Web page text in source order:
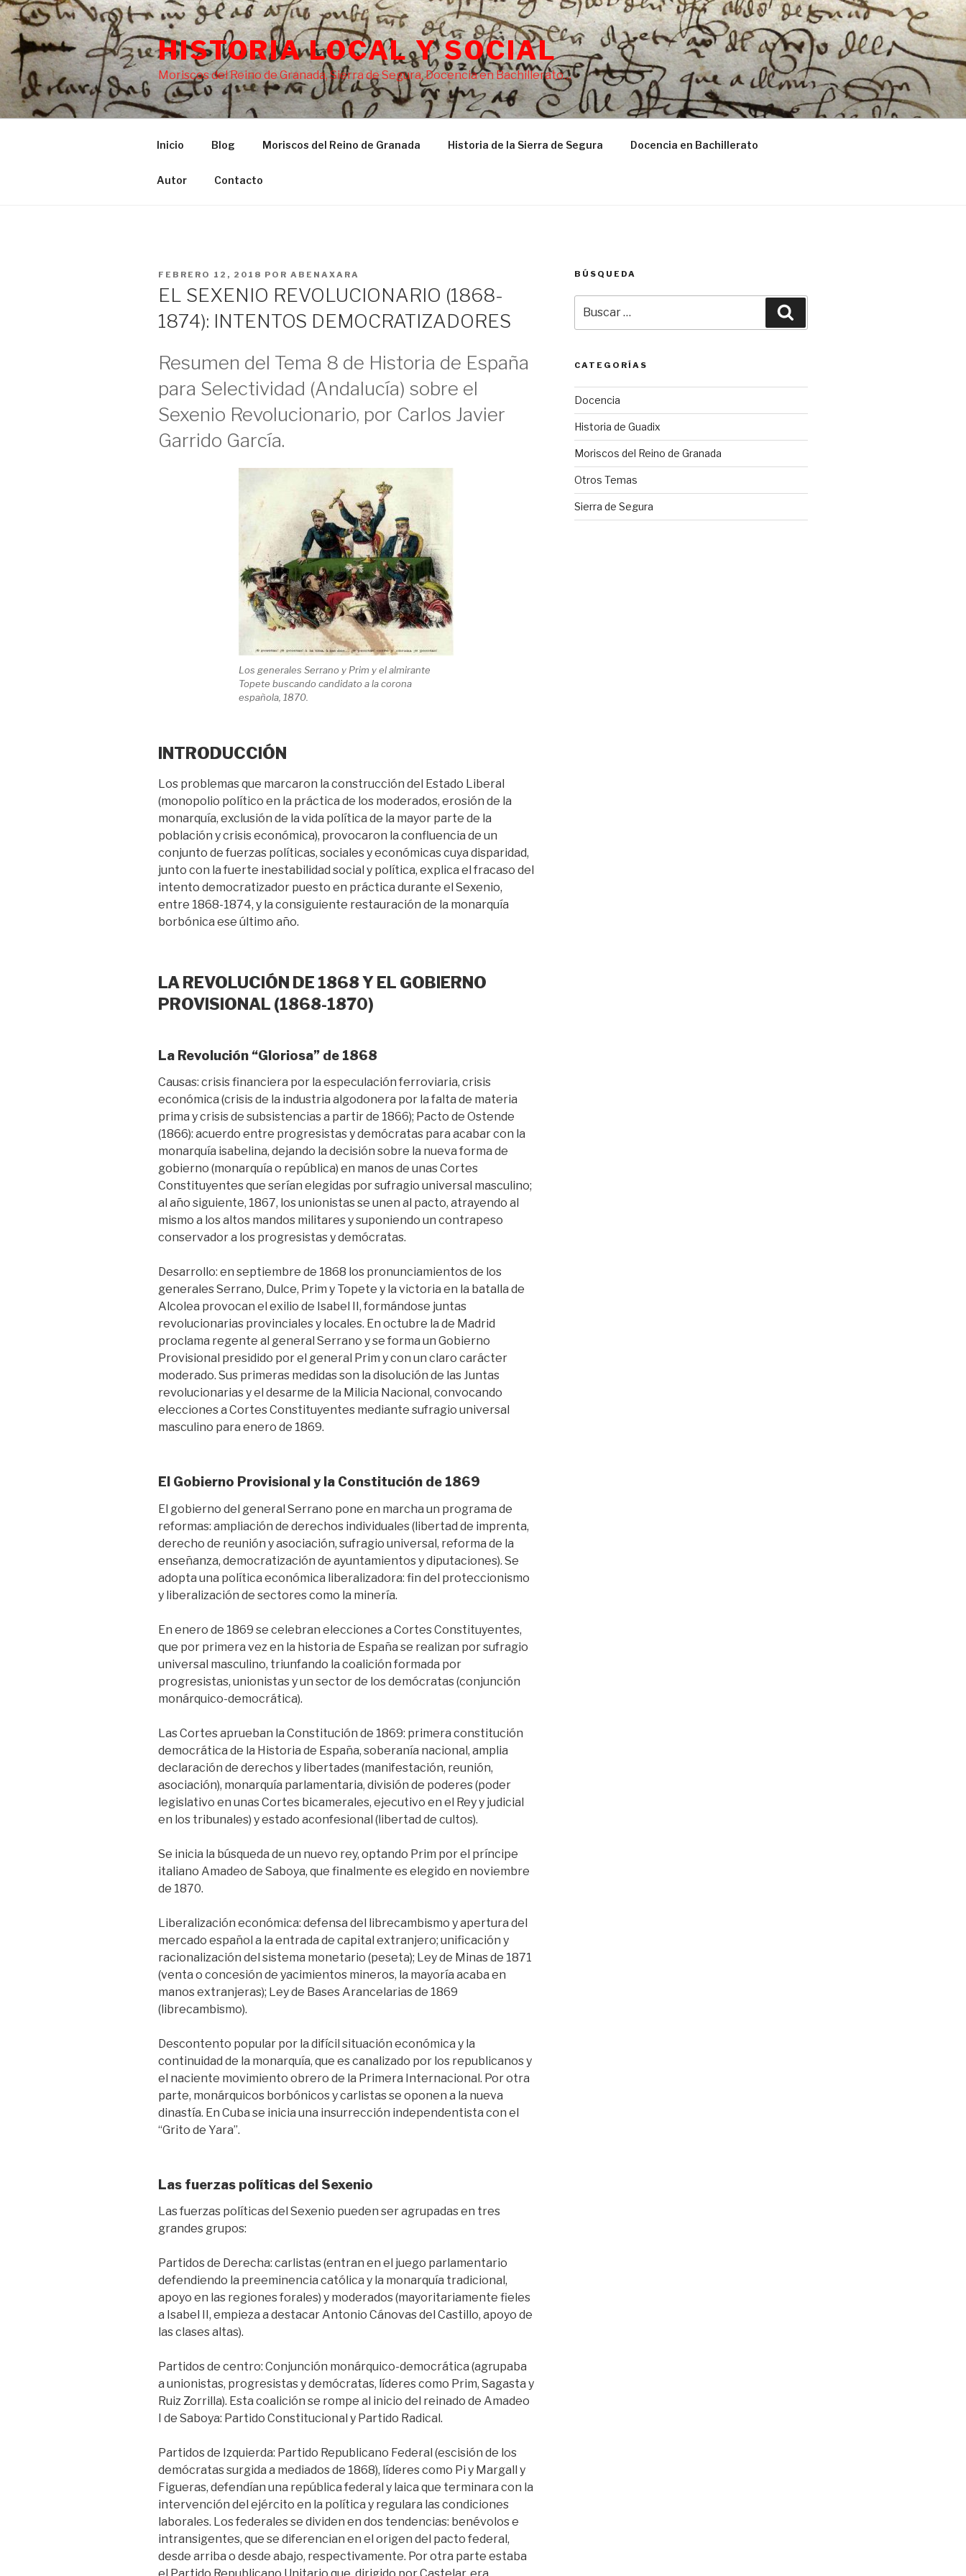
Saltar
al
contenido
HISTORIA LOCAL Y SOCIAL
Moriscos del Reino de Granada, Sierra de Segura, Docencia en Bachillerato…
Inicio Blog Moriscos del Reino de Granada Historia de la Sierra de Segura Docencia en Bachillerato
Autor Contacto
PUBLICADO
FEBRERO 12, 2018 POR ABENAXARA
EL SEXENIO REVOLUCIONARIO (1868-
1874): INTENTOS DEMOCRATIZADORES
Resumen del Tema 8 de Historia de España
para Selectividad (Andalucía) sobre el
Sexenio Revolucionario, por Carlos Javier
Garrido García.
Los generales Serrano y Prim y el almirante
Topete buscando candidato a la corona
española, 1870.
INTRODUCCIÓN
Los problemas que marcaron la construcción del Estado Liberal
(monopolio político en la práctica de los moderados, erosión de la
monarquía, exclusión de la vida política de la mayor parte de la
población y crisis económica), provocaron la confluencia de un
conjunto de fuerzas políticas, sociales y económicas cuya disparidad,
junto con la fuerte inestabilidad social y política, explica el fracaso del
intento democratizador puesto en práctica durante el Sexenio,
entre 1868-1874, y la consiguiente restauración de la monarquía
borbónica ese último año.
LA REVOLUCIÓN DE 1868 Y EL GOBIERNO
PROVISIONAL (1868-1870)
La Revolución “Gloriosa” de 1868
Causas: crisis financiera por la especulación ferroviaria, crisis
económica (crisis de la industria algodonera por la falta de materia
prima y crisis de subsistencias a partir de 1866); Pacto de Ostende
(1866): acuerdo entre progresistas y demócratas para acabar con la
monarquía isabelina, dejando la decisión sobre la nueva forma de
gobierno (monarquía o república) en manos de unas Cortes
Constituyentes que serían elegidas por sufragio universal masculino;
al año siguiente, 1867, los unionistas se unen al pacto, atrayendo al
mismo a los altos mandos militares y suponiendo un contrapeso
conservador a los progresistas y demócratas.
Desarrollo: en septiembre de 1868 los pronunciamientos de los
generales Serrano, Dulce, Prim y Topete y la victoria en la batalla de
Alcolea provocan el exilio de Isabel II, formándose juntas
revolucionarias provinciales y locales. En octubre la de Madrid
proclama regente al general Serrano y se forma un Gobierno
Provisional presidido por el general Prim y con un claro carácter
moderado. Sus primeras medidas son la disolución de las Juntas
revolucionarias y el desarme de la Milicia Nacional, convocando
elecciones a Cortes Constituyentes mediante sufragio universal
masculino para enero de 1869.
El Gobierno Provisional y la Constitución de 1869
El gobierno del general Serrano pone en marcha un programa de
reformas: ampliación de derechos individuales (libertad de imprenta,
derecho de reunión y asociación, sufragio universal, reforma de la
enseñanza, democratización de ayuntamientos y diputaciones). Se
adopta una política económica liberalizadora: fin del proteccionismo
y liberalización de sectores como la minería.
En enero de 1869 se celebran elecciones a Cortes Constituyentes,
que por primera vez en la historia de España se realizan por sufragio
universal masculino, triunfando la coalición formada por
progresistas, unionistas y un sector de los demócratas (conjunción
monárquico-democrática).
Las Cortes aprueban la Constitución de 1869: primera constitución
democrática de la Historia de España, soberanía nacional, amplia
declaración de derechos y libertades (manifestación, reunión,
asociación), monarquía parlamentaria, división de poderes (poder
legislativo en unas Cortes bicamerales, ejecutivo en el Rey y judicial
en los tribunales) y estado aconfesional (libertad de cultos).
Se inicia la búsqueda de un nuevo rey, optando Prim por el príncipe
italiano Amadeo de Saboya, que finalmente es elegido en noviembre
de 1870.
Liberalización económica: defensa del librecambismo y apertura del
mercado español a la entrada de capital extranjero; unificación y
racionalización del sistema monetario (peseta); Ley de Minas de 1871
(venta o concesión de yacimientos mineros, la mayoría acaba en
manos extranjeras); Ley de Bases Arancelarias de 1869
(librecambismo).
Descontento popular por la difícil situación económica y la
continuidad de la monarquía, que es canalizado por los republicanos y
el naciente movimiento obrero de la Primera Internacional. Por otra
parte, monárquicos borbónicos y carlistas se oponen a la nueva
dinastía. En Cuba se inicia una insurrección independentista con el
“Grito de Yara”.
Las fuerzas políticas del Sexenio
Las fuerzas políticas del Sexenio pueden ser agrupadas en tres
grandes grupos:
Partidos de Derecha: carlistas (entran en el juego parlamentario
defendiendo la preeminencia católica y la monarquía tradicional,
apoyo en las regiones forales) y moderados (mayoritariamente fieles
a Isabel II, empieza a destacar Antonio Cánovas del Castillo, apoyo de
las clases altas).
Partidos de centro: Conjunción monárquico-democrática (agrupaba
a unionistas, progresistas y demócratas, líderes como Prim, Sagasta y
Ruiz Zorrilla). Esta coalición se rompe al inicio del reinado de Amadeo
I de Saboya: Partido Constitucional y Partido Radical.
Partidos de Izquierda: Partido Republicano Federal (escisión de los
demócratas surgida a mediados de 1868), líderes como Pi y Margall y
Figueras, defendían una república federal y laica que terminara con la
intervención del ejército en la política y regulara las condiciones
laborales. Los federales se dividen en dos tendencias: benévolos e
intransigentes, que se diferencian en el origen del pacto federal,
desde arriba o desde abajo, respectivamente. Por otra parte estaba
BÚSQUEDA
por:
CATEGORÍAS
Docencia
Historia de Guadix
Moriscos del Reino de Granada
Otros Temas
Sierra de Segura